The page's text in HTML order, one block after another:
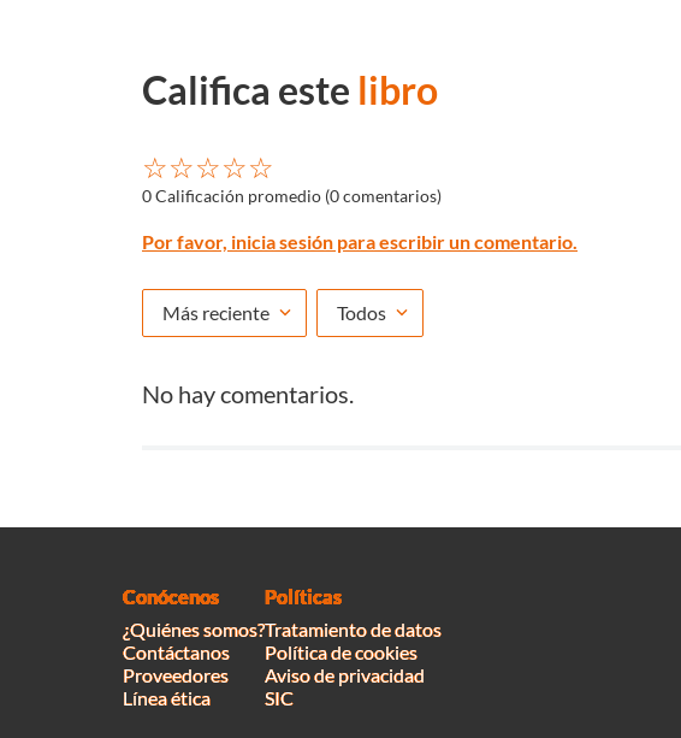
Califica este libro
☆☆☆☆☆
0 Calificación promedio (0 comentarios)
Por favor, inicia sesión para escribir un comentario.
Más reciente Todos
No hay comentarios.
Conócenos
¿Quiénes somos?
Contáctanos
Proveedores
Línea ética
Políticas
Tratamiento de datos
Política de cookies
Aviso de privacidad
SIC